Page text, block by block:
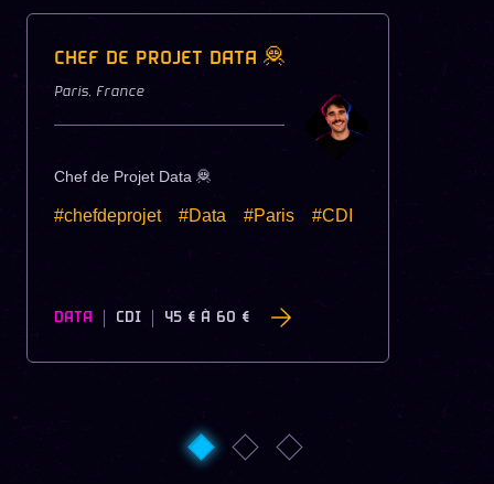
CHEF DE PROJET DATA 🦧
Paris, France
Chef de Projet Data 🦧
#chefdeprojet #Data #Paris #CDI
DATA CDI 45 € À 60 €